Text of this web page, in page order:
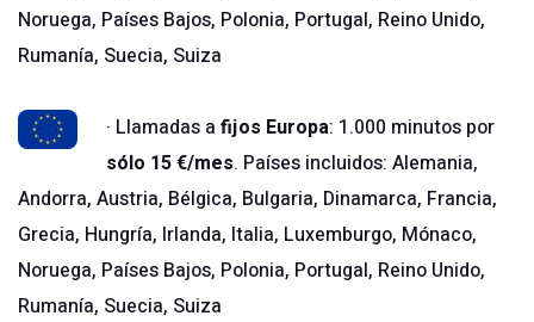
Noruega, Países Bajos, Polonia, Portugal, Reino Unido,
Rumanía, Suecia, Suiza
· Llamadas a fijos Europa: 1.000 minutos por
sólo 15 €/mes. Países incluidos: Alemania,
Andorra, Austria, Bélgica, Bulgaria, Dinamarca, Francia,
Grecia, Hungría, Irlanda, Italia, Luxemburgo, Mónaco,
Noruega, Países Bajos, Polonia, Portugal, Reino Unido,
Rumanía, Suecia, Suiza